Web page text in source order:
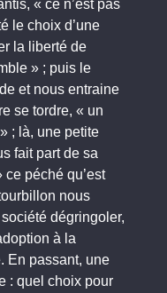
« ce n’est pas
le choix d’une
la liberté de
» ; puis le
et nous entraine
se tordre, « un
; là, une petite
fait part de sa
péché qu’est
nous
dégringoler,
à la
En passant, une
: quel choix pour